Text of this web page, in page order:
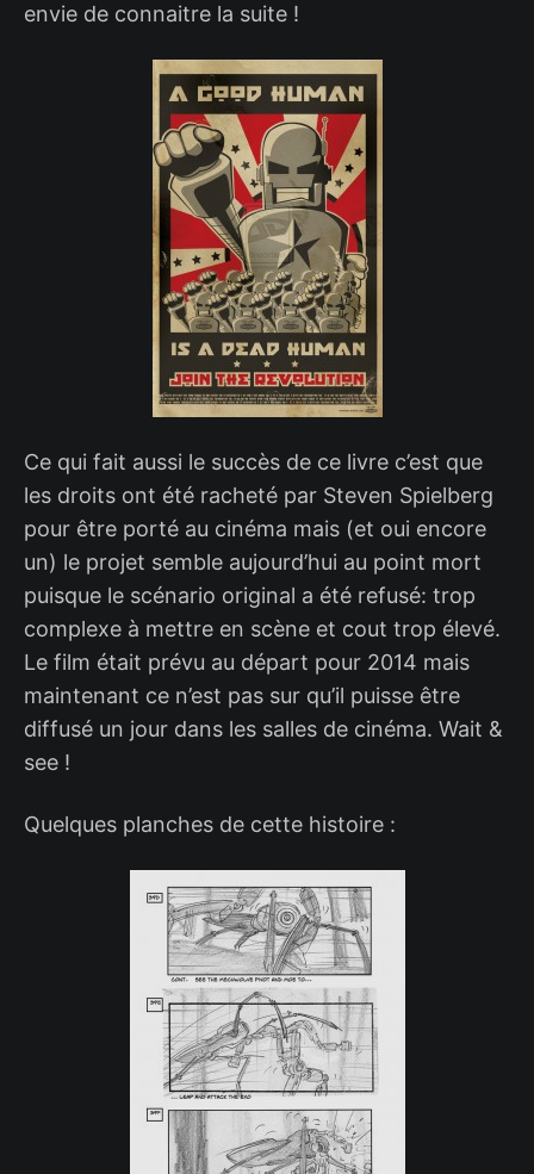
envie de connaitre la suite !
Ce qui fait aussi le succès de ce livre c’est que
les droits ont été racheté par Steven Spielberg
pour être porté au cinéma mais (et oui encore
un) le projet semble aujourd’hui au point mort
puisque le scénario original a été refusé: trop
complexe à mettre en scène et cout trop élevé.
Le film était prévu au départ pour 2014 mais
maintenant ce n’est pas sur qu’il puisse être
diffusé un jour dans les salles de cinéma. Wait &
see !
Quelques planches de cette histoire :